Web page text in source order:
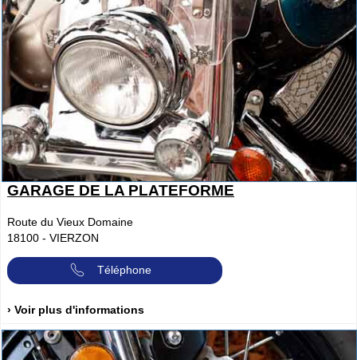
GARAGE DE LA PLATEFORME
Route du Vieux Domaine
18100 - VIERZON
Téléphone
› Voir plus d'informations